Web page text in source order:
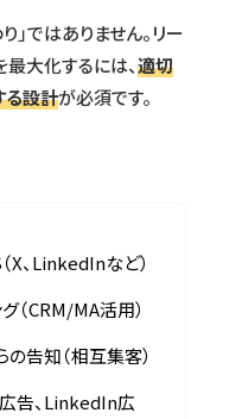
」ではありません。リー
大化するには、適切
る設計が必須です。
X、LinkedInなど）
（CRM/MA活用）
告知（相互集客）
告、LinkedIn広